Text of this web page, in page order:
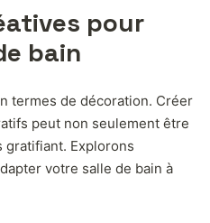
pour
bain
termes de décoration. Créer
peut non seulement être
gratifiant. Explorons
votre salle de bain à